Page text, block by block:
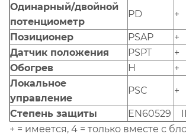
Одинарный/двойной
потенциометр
PD +
Позиционер PSAP +
Датчик положения
PSPT +
Обогрев
H +
Локальное
управление
PSC +
Степень защиты EN60529
+ = имеется, 4 = только вместе с